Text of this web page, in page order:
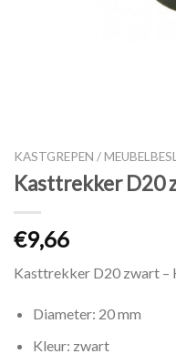
KASTGREPEN /
Kasttrekker D20
€9,66
Kasttrekker D20 zwart –
Diameter: 20 mm
Kleur: zwart